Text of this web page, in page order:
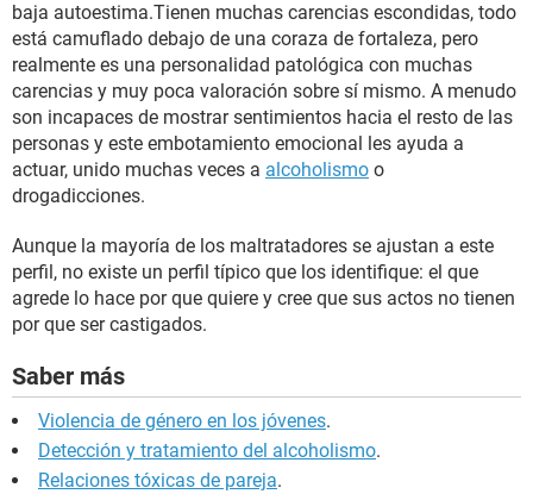
baja autoestima.Tienen muchas carencias escondidas, todo
está camuflado debajo de una coraza de fortaleza, pero
realmente es una personalidad patológica con muchas
carencias y muy poca valoración sobre sí mismo. A menudo
son incapaces de mostrar sentimientos hacia el resto de las
personas y este embotamiento emocional les ayuda a
actuar, unido muchas veces a alcoholismo o
drogadicciones.
Aunque la mayoría de los maltratadores se ajustan a este
perfil, no existe un perfil típico que los identifique: el que
agrede lo hace por que quiere y cree que sus actos no tienen
por que ser castigados.
Saber más
Violencia de género en los jóvenes.
Detección y tratamiento del alcoholismo.
Relaciones tóxicas de pareja.